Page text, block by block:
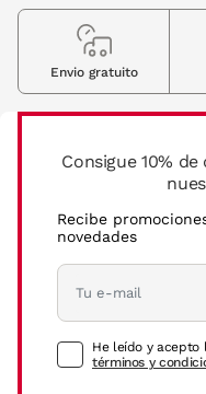
Consigue 10%
Recibe
novedades
He leído y acepto
términos y
Envio gratuito